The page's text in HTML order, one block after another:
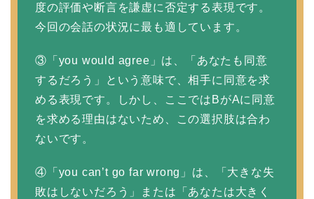
度の評価や断言を謙虚に否定する表現です。
今回の会話の状況に最も適しています。
③「you would agree」は、「あなたも同意
するだろう」という意味で、相手に同意を求
める表現です。しかし、ここではBがAに同意
を求める理由はないため、この選択肢は合わ
ないです。
④「you can’t go far wrong」は、「大きな失
敗はしないだろう」または「あなたは大きく